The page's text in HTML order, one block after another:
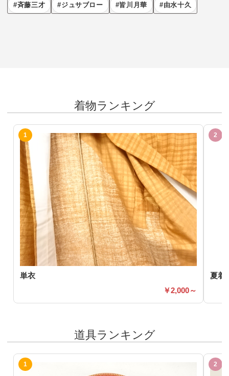
斉藤三才 ジュサブロー 皆川月華 由水十久
着物ランキング
単衣
2,000～
夏着
道具ランキング